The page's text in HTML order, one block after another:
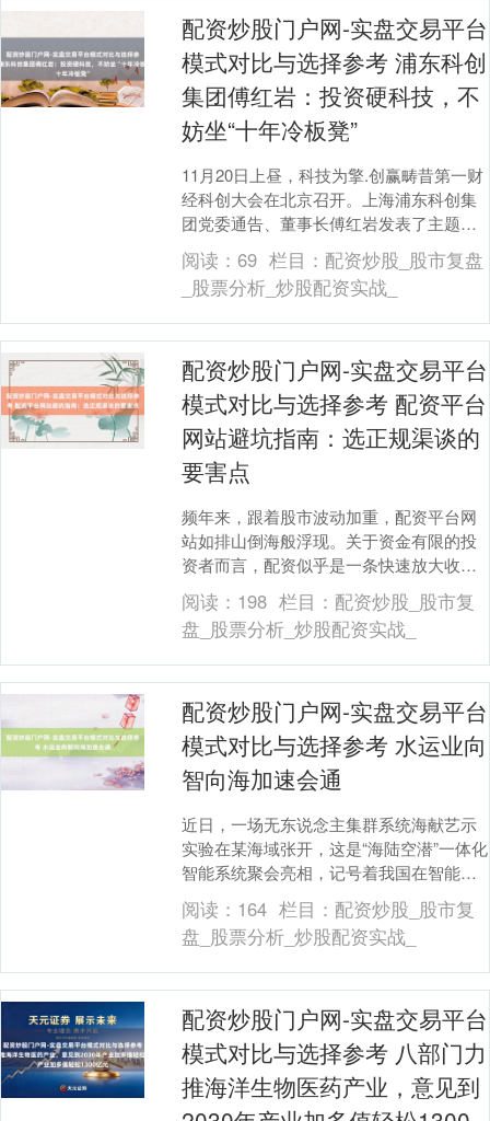
配资炒股门户网-实盘交易平台
模式对比与选择参考 浦东科创
集团傅红岩：投资硬科技，不
妨坐“十年冷板凳”
11月20日上昼，科技为擎.创赢畴昔第一财
经科创大会在北京召开。上海浦东科创集
团党委通告、董事长傅红岩发表了主题为
《硬科技产业投资的往日、咫尺和畴昔》
的主题演讲....
阅读：69 栏目： 配资炒股_股市复盘
_股票分析_炒股配资实战_
配资炒股门户网-实盘交易平台
模式对比与选择参考 配资平台
网站避坑指南：选正规渠谈的
要害点
频年来，跟着股市波动加重，配资平台网
站如排山倒海般浮现。关于资金有限的投
资者而言，配资似乎是一条快速放大收益
的捷径。然而，高收益时常跟随高风险配
资炒股门户网-实....
阅读： 198 栏目： 配资炒股_股市复
盘_股票分析_炒股配资实战_
配资炒股门户网-实盘交易平台
模式对比与选择参考 水运业向
智向海加速会通
近日，一场无东说念主集群系统海献艺示
实验在某海域张开，这是“海陆空潜”一体化
智能系统聚会亮相，记号着我国在智能航
运领域从单一装备研发向系统集成迈出紧
迫一步。 这....
阅读： 164 栏目： 配资炒股_股市复
盘_股票分析_炒股配资实战_
配资炒股门户网-实盘交易平台
模式对比与选择参考 八部门力
推海洋生物医药产业，意见到